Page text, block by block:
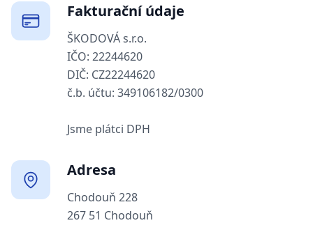
Fakturační údaje
ŠKODOVÁ s.r.o.
IČO: 22244620
DIČ: CZ22244620
č.b. účtu: 349106182/0300
Jsme plátci DPH
Adresa
Chodouň 228
267 51 Chodouň